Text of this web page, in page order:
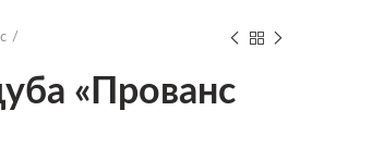
«Прованс